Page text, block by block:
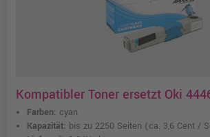
Kompatibler Toner ersetzt Oki
Farben: cyan
Kapazität: bis zu 2250 Seiten (ca. 3,6 Cent /